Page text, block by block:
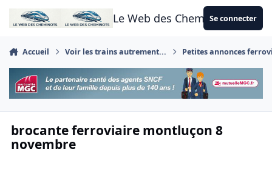
Aller au contenu
Le Web des CheminotsSe connecter
Accueil Voir les trains autrement... Petites annonces
brocante ferroviaire montluçon 8
novembre